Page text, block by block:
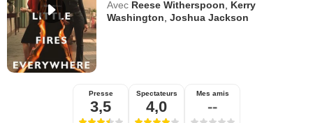
Avec Reese Witherspoon
Kerry
Washington ,Joshua Jackson
Presse
3,5
Spectateurs
4,0
Mes amis
--